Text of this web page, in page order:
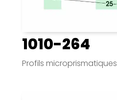
1010-264
Profils microprismatiques